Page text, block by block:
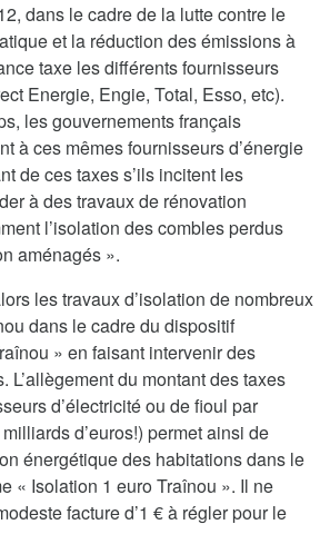
dans le cadre de la lutte contre le
et la réduction des émissions à
taxe les différents fournisseurs
Energie, Engie, Total, Esso, etc).
les gouvernements français
à ces mêmes fournisseurs d’énergie
de ces taxes s’ils incitent les
à des travaux de rénovation
l’isolation des combles perdus
aménagés ».
les travaux d’isolation de nombreux
dans le cadre du dispositif
» en faisant intervenir des
L’allègement du montant des taxes
d’électricité ou de fioul par
d’euros!) permet ainsi de
énergétique des habitations dans le
« Isolation 1 euro Traînou ». Il ne
facture d’1 € à régler pour le